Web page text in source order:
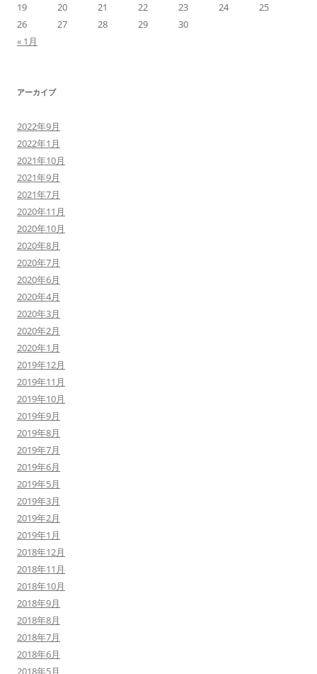
19
20 21 22 23 24
25
26
27 28 29
30
« 1月
アーカイブ
2022年9月
2022年1月
2021年10月
2021年9月
2021年7月
2020年11月
2020年10月
2020年8月
2020年7月
2020年6月
2020年4月
2020年3月
2020年2月
2020年1月
2019年12月
2019年11月
2019年10月
2019年9月
2019年8月
2019年7月
2019年6月
2019年5月
2019年3月
2019年2月
2019年1月
2018年12月
2018年11月
2018年10月
2018年9月
2018年8月
2018年7月
2018年6月
2018年5月